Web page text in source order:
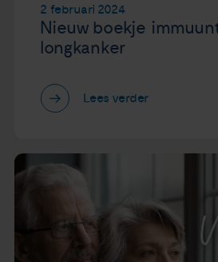
2 februari 2024
Nieuw boekje
longkanker
Lees verder